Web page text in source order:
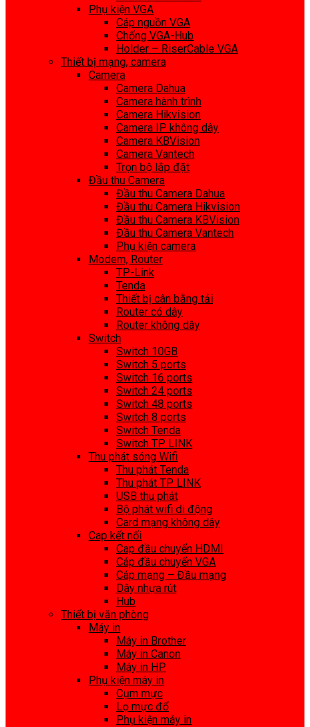
Phụ kiện VGA
Cáp nguồn VGA
Chống VGA-Hub
Holder – RiserCable VGA
Thiết bị mạng, camera
Camera
Camera Dahua
Camera hành trình
Camera Hikvision
Camera IP không dây
Camera KBVision
Camera Vantech
Trọn bộ lắp đặt
Đầu thu Camera
Đầu thu Camera Dahua
Đầu thu Camera Hikvision
Đầu thu Camera KBVision
Đầu thu Camera Vantech
Phụ kiện camera
Modem, Router
TP-Link
Tenda
Thiết bị cân bằng tải
Router có dây
Router không dây
Switch
Switch 10GB
Switch 5 ports
Switch 16 ports
Switch 24 ports
Switch 48 ports
Switch 8 ports
Switch Tenda
Switch TP LINK
Thu phát sóng Wifi
Thu phát Tenda
Thu phát TP LINK
USB thu phát
Bộ phát wifi di động
Card mạng không dây
Cap kết nối
Cap đầu chuyển HDMI
Cáp đầu chuyển VGA
Cáp mạng – Đầu mạng
Dây nhựa rút
Hub
Thiết bị văn phòng
Máy in
Máy in Brother
Máy in Canon
Máy in HP
Phụ kiện máy in
Cụm mực
Lọ mực đổ
Phụ kiện máy in